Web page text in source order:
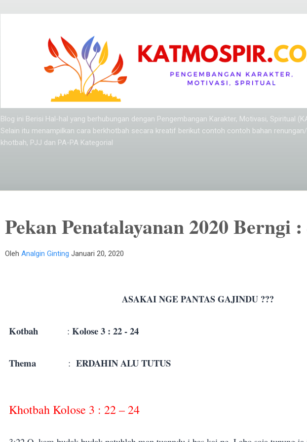
Langsung ke konten utama
Blog ini Berisi Hal-hal yang berhubungan dengan Pengembangan Karakter, Motivasi, Spiritual
Selain itu menampilkan cara berkhotbah secara kreatif berikut contoh contoh bahan
khotbah, PJJ dan PA-PA Kategorial
Pekan Penatalayanan 2020 Berngi :
Oleh Analgin Ginting Januari 20, 2020
ASAKAI NGE PANTAS GAJINDU ???
Kotbah : Kolose 3 : 22 - 24
Thema : ERDAHIN ALU TUTUS
Khotbah Kolose 3 : 22 – 24